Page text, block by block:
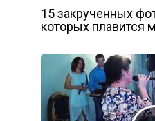
15 закрученных
которых плавится